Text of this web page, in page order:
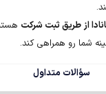
از طریق ثبت شرکت
شما رو همراهی کند.
سؤالات متداول